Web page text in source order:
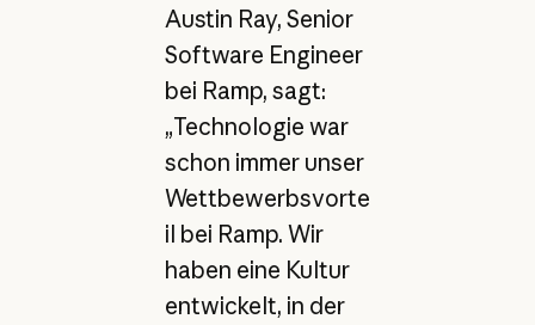
Austin Ray, Senior
Software Engineer
bei Ramp, sagt:
„Technologie war
schon immer unser
Wettbewerbsvorte
il bei Ramp. Wir
haben eine Kultur
entwickelt, in der